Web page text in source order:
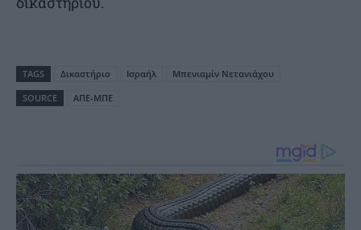
TAGS Δικαστήριο Ισραήλ
Μπενιαμίν Νετανιάχου
SOURCE
ΑΠΕ-ΜΠΕ